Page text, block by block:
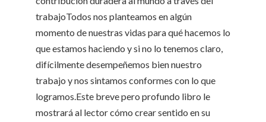
trabajoTodos nos planteamos en algún
momento de nuestras vidas para qué hacemos lo
que estamos haciendo y si no lo tenemos claro,
difícilmente desempeñemos bien nuestro
trabajo y nos sintamos conformes con lo que
logramos.Este breve pero profundo libro le
mostrará al lector cómo crear sentido en su